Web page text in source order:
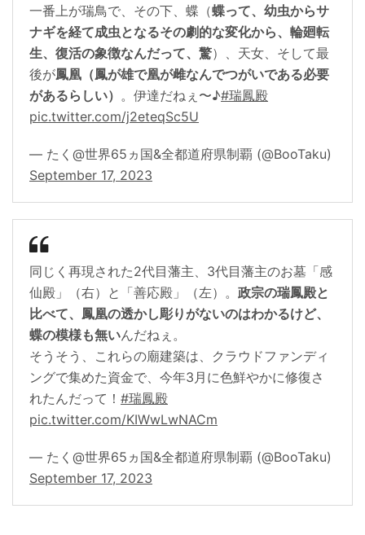
一番上が瑞鳥で、その下、蝶（蝶って、幼虫からサ
ナギを経て成虫となるその劇的な変化から、輪廻転
生、復活の象徴なんだって、驚）、天女、そして最
後が鳳凰（鳳が雄で凰が雌なんでつがいである必要
があるらしい） 。伊達だねぇ〜♪#瑞鳳殿
pic.twitter.com/j2eteqSc5U
— たく@世界65ヵ国&全都道府県制覇 (@BooTaku)
September 17, 2023
同じく再現された2代目藩主、3代目藩主のお墓「感
仙殿」（右）と「善応殿」（左）。 政宗の瑞鳳殿と
比べて、鳳凰の透かし彫りがないのはわかるけど、
蝶の模様も無いんだねぇ。
そうそう、これらの廟建築は、クラウドファンディ
ングで集めた資金で、今年3月に色鮮やかに修復さ
れたんだって！ #瑞鳳殿
pic.twitter.com/KIWwLwNACm
— たく@世界65ヵ国&全都道府県制覇 (@BooTaku)
September 17, 2023